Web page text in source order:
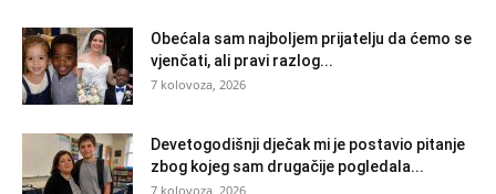
Obećala sam najboljem prijatelju da ćemo se
vjenčati, ali pravi razlog...
7 kolovoza, 2026
Devetogodišnji dječak mi je postavio pitanje
zbog kojeg sam drugačije pogledala...
7 kolovoza, 2026